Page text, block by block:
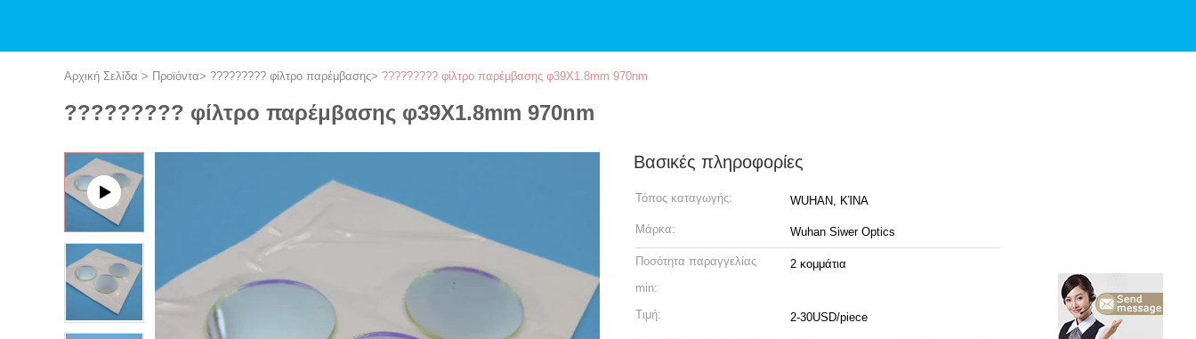
Αρχική Σελίδα > Προϊόντα> ????????? φίλτρο παρέμβασης> ????????? φίλτρο παρέμβασης φ39X1.8mm 970nm
????????? φίλτρο παρέμβασης φ39X1.8mm 970nm
Βασικές πληροφορίες
Τόπος καταγωγής: WUHAN, ΚΊΝΑ
Μάρκα: Wuhan Siwer Optics
Ποσότητα παραγγελίας
min:
2 κομμάτια
Τιμή: 2-30USD/piece